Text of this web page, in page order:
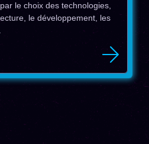
le choix des technologies,
le développement, les